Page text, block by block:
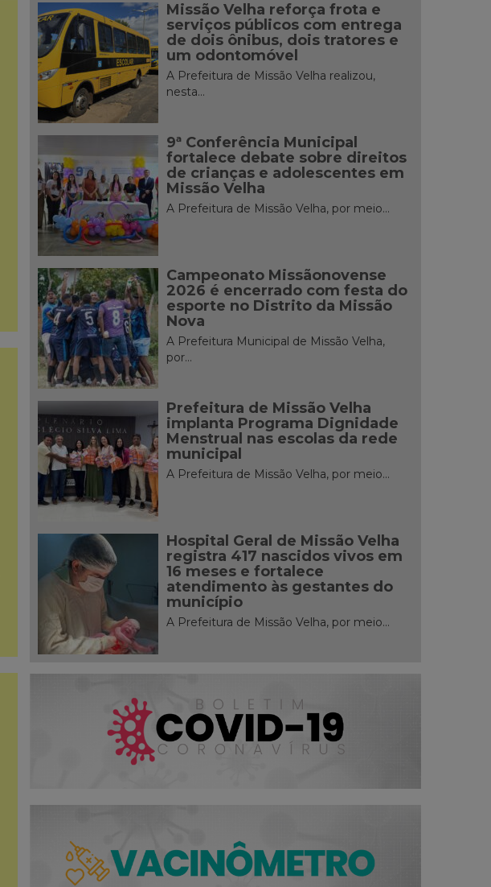
Missão Velha reforça frota e
serviços públicos com entrega
de dois ônibus, dois tratores e
um odontomóvel
A Prefeitura de Missão Velha realizou,
nesta...
9ª Conferência Municipal
fortalece debate sobre direitos
de crianças e adolescentes em
Missão Velha
A Prefeitura de Missão Velha, por meio...
Campeonato Missãonovense
2026 é encerrado com festa do
esporte no Distrito da Missão
Nova
A Prefeitura Municipal de Missão Velha,
por...
Prefeitura de Missão Velha
implanta Programa Dignidade
Menstrual nas escolas da rede
municipal
A Prefeitura de Missão Velha, por meio...
Hospital Geral de Missão Velha
registra 417 nascidos vivos em
16 meses e fortalece
atendimento às gestantes do
município
A Prefeitura de Missão Velha, por meio...